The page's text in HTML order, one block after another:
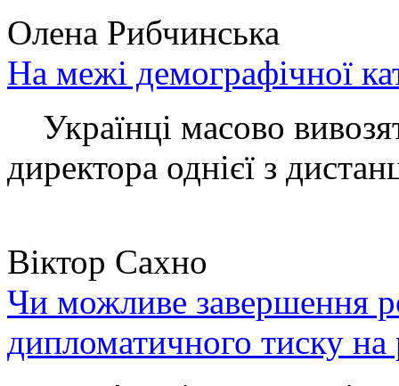
Олена Рибчинська
На межі демографічної
Українці масово
директора однієї з
Віктор Сахно
Чи можливе завершення
дипломатичного тиску